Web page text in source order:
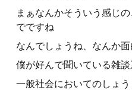
まぁなんかそういう感じ
でですね
なんでしょうね、なんか
僕が好んで聞いている雑
一般社会においてのしょ